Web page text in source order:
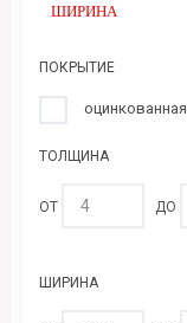
ШИРИНА
ПОКРЫТИЕ
оцинкованная
ТОЛЩИНА
ОТ ДО
ШИРИНА